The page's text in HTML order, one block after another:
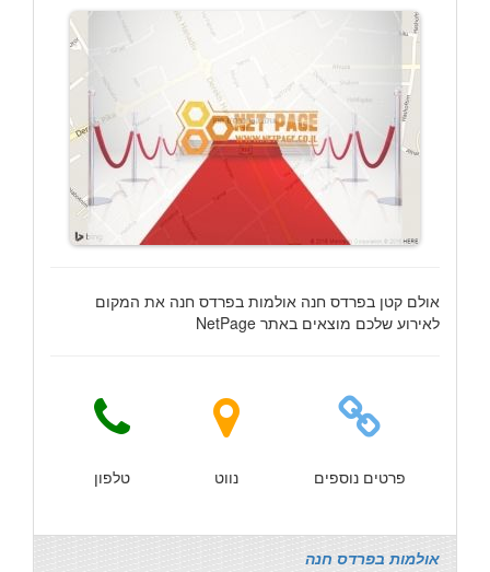
אולם קטן בפרדס חנה אולמות בפרדס חנה את המקום
לאירוע שלכם מוצאים באתר NetPage
פרטים נוספים נווט טלפון
אולמות בפרדס חנה